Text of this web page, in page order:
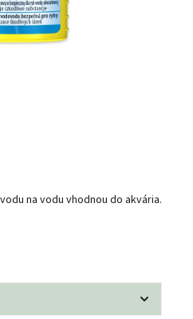
na vodu vhodnou do akvária.